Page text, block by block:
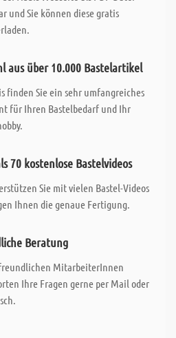
und Sie können diese gratis
aus über 10.000 Bastelartikel
finden Sie ein sehr umfangreiches
für Ihren Bastelbedarf und Ihr
70 kostenlose Bastelvideos
Sie mit vielen Bastel-Videos
Ihnen die genaue Fertigung.
Beratung
MitarbeiterInnen
Ihre Fragen gerne per Mail oder